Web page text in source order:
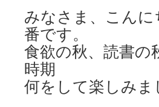
みなさま、こん
番です。
食欲の秋、読書の
時期
何をして楽しみま